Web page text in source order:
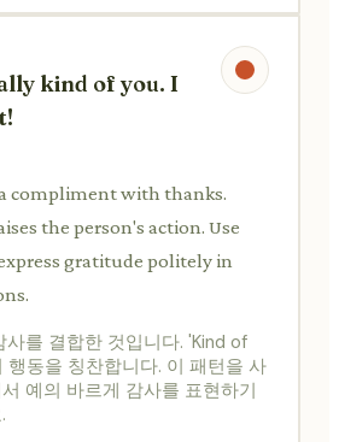
kind of you. I
compliment with thanks.
the person's action. Use
gratitude politely in
사를 결합한 것입니다. 'Kind of
행동을 칭찬합니다. 이 패턴을 사
예의 바르게 감사를 표현하기